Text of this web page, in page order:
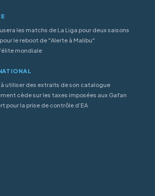
les matchs de La Liga pour deux saisons
le reboot de "Alerte à Malibu"
mondiale
à utiliser des extraits de son catalogue
cède sur les taxes imposées aux Gafan
pour la prise de contrôle d’EA